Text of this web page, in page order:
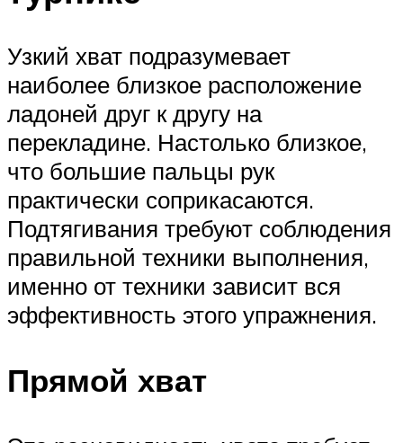
Узкий хват подразумевает
наиболее близкое расположение
ладоней друг к другу на
перекладине. Настолько близкое,
что большие пальцы рук
практически соприкасаются.
Подтягивания требуют соблюдения
правильной техники выполнения,
именно от техники зависит вся
эффективность этого упражнения.
Прямой хват